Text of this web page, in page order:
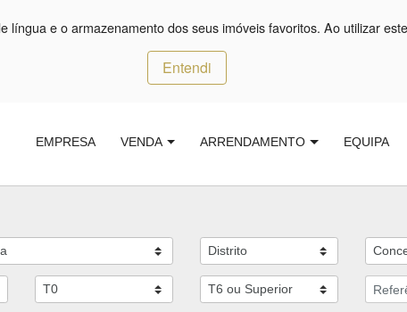
língua e o armazenamento dos seus imóveis favoritos. Ao utilizar
Entendi
EMPRESA VENDA ARRENDAMENTO EQUIPA